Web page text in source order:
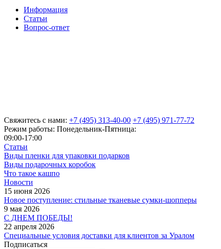
Информация
Статьи
Вопрос-ответ
Свяжитесь с нами: +7 (495) 313-40-00 +7 (495) 971-77-72
Режим работы: Понедельник-Пятница:
09:00-17:00
Статьи
Виды пленки для упаковки подарков
Виды подарочных коробок
Что такое кашпо
Новости
15 июня 2026
Новое поступление: стильные тканевые сумки-шопперы
9 мая 2026
С ДНЕМ ПОБЕДЫ!
22 апреля 2026
Специальные условия доставки для клиентов за Уралом
Подписаться